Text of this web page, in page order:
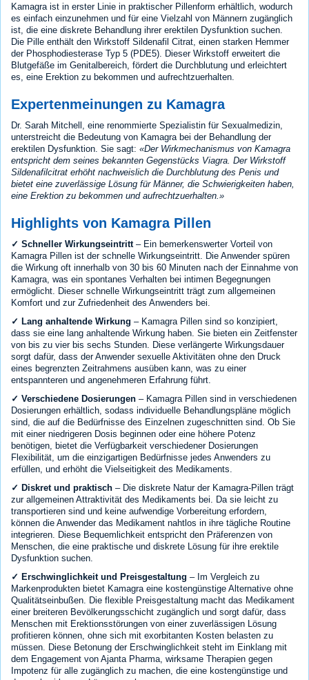
Kamagra ist in erster Linie in praktischer Pillenform erhältlich, wodurch
es einfach einzunehmen und für eine Vielzahl von Männern zugänglich
ist, die eine diskrete Behandlung ihrer erektilen Dysfunktion suchen.
Die Pille enthält den Wirkstoff Sildenafil Citrat, einen starken Hemmer
der Phosphodiesterase Typ 5 (PDE5). Dieser Wirkstoff erweitert die
Blutgefäße im Genitalbereich, fördert die Durchblutung und erleichtert
es, eine Erektion zu bekommen und aufrechtzuerhalten.
Expertenmeinungen zu Kamagra
Dr. Sarah Mitchell, eine renommierte Spezialistin für Sexualmedizin,
unterstreicht die Bedeutung von Kamagra bei der Behandlung der
erektilen Dysfunktion. Sie sagt:
Der Wirkmechanismus von Kamagra
entspricht dem seines bekannten Gegenstücks Viagra. Der Wirkstoff
Sildenafilcitrat erhöht nachweislich die Durchblutung des Penis und
bietet eine zuverlässige Lösung für Männer, die Schwierigkeiten haben,
eine Erektion zu bekommen und aufrechtzuerhalten.
Highlights von Kamagra Pillen
✓ Schneller Wirkungseintritt– Ein bemerkenswerter Vorteil von
Kamagra Pillen ist der schnelle Wirkungseintritt. Die Anwender spüren
die Wirkung oft innerhalb von 30 bis 60 Minuten nach der Einnahme von
Kamagra, was ein spontanes Verhalten bei intimen Begegnungen
ermöglicht. Dieser schnelle Wirkungseintritt trägt zum allgemeinen
Komfort und zur Zufriedenheit des Anwenders bei.
✓ Lang anhaltende Wirkung – Kamagra Pillen sind so konzipiert,
dass sie eine lang anhaltende Wirkung haben. Sie bieten ein Zeitfenster
von bis zu vier bis sechs Stunden. Diese verlängerte Wirkungsdauer
sorgt dafür, dass der Anwender sexuelle Aktivitäten ohne den Druck
eines begrenzten Zeitrahmens ausüben kann, was zu einer
entspannteren und angenehmeren Erfahrung führt.
✓ Verschiedene Dosierungen – Kamagra Pillen sind in verschiedenen
Dosierungen erhältlich, sodass individuelle Behandlungspläne möglich
sind, die auf die Bedürfnisse des Einzelnen zugeschnitten sind. Ob Sie
mit einer niedrigeren Dosis beginnen oder eine höhere Potenz
benötigen, bietet die Verfügbarkeit verschiedener Dosierungen
Flexibilität, um die einzigartigen Bedürfnisse jedes Anwenders zu
erfüllen, und erhöht die Vielseitigkeit des Medikaments.
✓ Diskret und praktisch – Die diskrete Natur der Kamagra-Pillen trägt
zur allgemeinen Attraktivität des Medikaments bei. Da sie leicht zu
transportieren sind und keine aufwendige Vorbereitung erfordern,
können die Anwender das Medikament nahtlos in ihre tägliche Routine
integrieren. Diese Bequemlichkeit entspricht den Präferenzen von
Menschen, die eine praktische und diskrete Lösung für ihre erektile
Dysfunktion suchen.
✓ Erschwinglichkeit und Preisgestaltung – Im Vergleich zu
Markenprodukten bietet Kamagra eine kostengünstige Alternative ohne
Qualitätseinbußen. Die flexible Preisgestaltung macht das Medikament
einer breiteren Bevölkerungsschicht zugänglich und sorgt dafür, dass
Menschen mit Erektionsstörungen von einer zuverlässigen Lösung
profitieren können, ohne sich mit exorbitanten Kosten belasten zu
müssen. Diese Betonung der Erschwinglichkeit steht im Einklang mit
dem Engagement von Ajanta Pharma, wirksame Therapien gegen
Impotenz für alle zugänglich zu machen, die eine kostengünstige und